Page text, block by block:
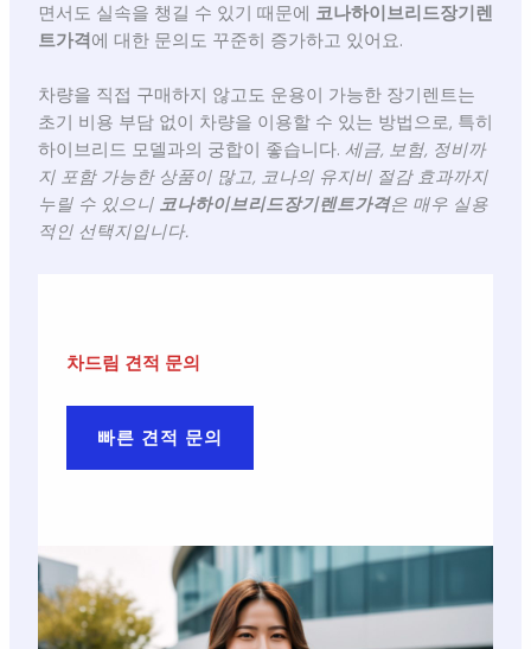
면서도 실속을 챙길 수 있기 때문에 코나하이브리드장기렌
트가격 에 대한 문의도 꾸준히 증가하고 있어요.
차량을 직접 구매하지 않고도 운용이 가능한 장기렌트는
초기 비용 부담 없이 차량을 이용할 수 있는 방법으로, 특히
하이브리드 모델과의 궁합이 좋습니다. 세금, 보험, 정비까
지 포함 가능한 상품이 많고, 코나의 유지비 절감 효과까지
누릴 수 있으니 코나하이브리드장기렌트가격은 매우 실용
적인 선택지입니다.
차드림 견적 문의
빠른 견적 문의